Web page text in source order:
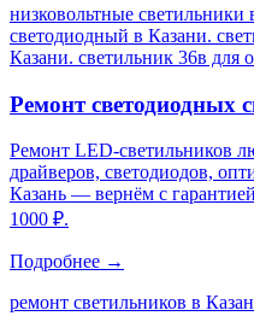
низковольтные светильники
светодиодный в Казани.
Казани. светильник 36в
Ремонт светодиодных
Ремонт LED-светильников
драйверов, светодиодов,
Казань — вернём с
1000 ₽.
Подробнее →
ремонт светильников в